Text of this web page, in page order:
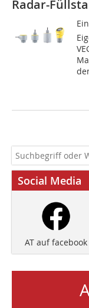
Radar-
Social Media
AT auf facebook